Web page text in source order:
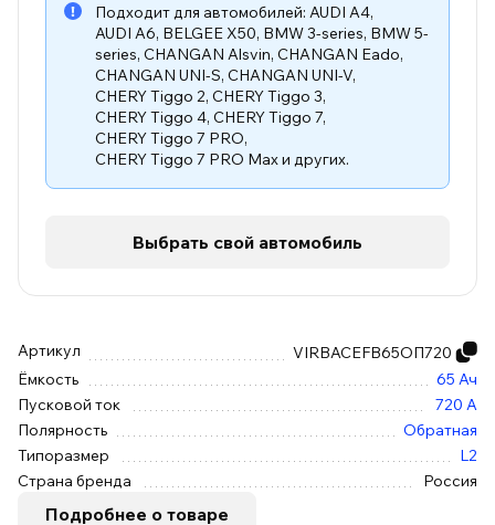
Артикул
VIRBACEFB65ОП720
Ёмкость
65 Ач
Пусковой ток
720 А
Полярность
Обратная
Типоразмер
L2
Страна бренда
Россия
Подробнее о товаре
Подходит для автомобилей: AUDI A4,
AUDI A6, BELGEE X50, BMW 3-series, BMW 5-
series, CHANGAN Alsvin, CHANGAN Eado,
CHANGAN UNI-S, CHANGAN UNI-V,
CHERY Tiggo 2, CHERY Tiggo 3,
CHERY Tiggo 4, CHERY Tiggo 7,
CHERY Tiggo 7 PRO,
CHERY Tiggo 7 PRO Maxи других.
Выбрать свой автомобиль